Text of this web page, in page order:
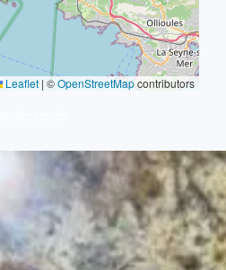
Leaflet | ©OpenStreetMapcontributors